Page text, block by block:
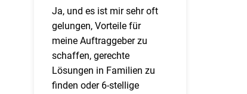
Ja, und es ist mir sehr oft
gelungen, Vorteile für
meine Auftraggeber zu
schaffen, gerechte
Lösungen in Familien zu
finden oder 6-stellige